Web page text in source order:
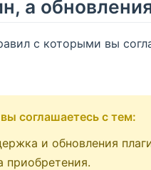
а
с которыми вы
соглашаетесь с тем:
и обновления
приобретения.